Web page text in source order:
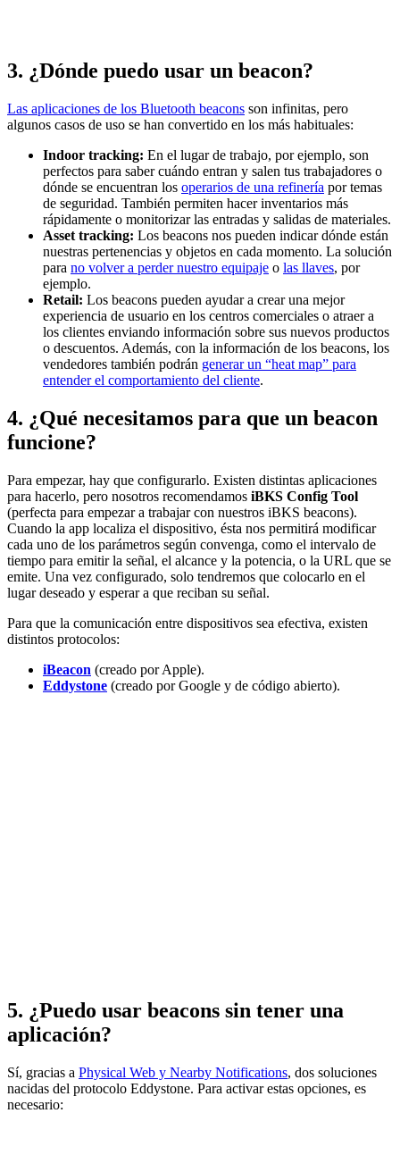
3. ¿Dónde puedo usar un beacon?
Las aplicaciones de los Bluetooth beacons son infinitas, pero
algunos casos de uso se han convertido en los más habituales:
Indoor tracking: En el lugar de trabajo, por ejemplo, son
perfectos para saber cuándo entran y salen tus trabajadores o
dónde se encuentran los operarios de una refinería por temas
de seguridad. También permiten hacer inventarios más
rápidamente o monitorizar las entradas y salidas de materiales.
Asset tracking: Los beacons nos pueden indicar dónde están
nuestras pertenencias y objetos en cada momento. La solución
para no volver a perder nuestro equipaje o las llaves, por
ejemplo.
Retail: Los beacons pueden ayudar a crear una mejor
experiencia de usuario en los centros comerciales o atraer a
los clientes enviando información sobre sus nuevos productos
o descuentos. Además, con la información de los beacons, los
vendedores también podrán generar un “heat map” para
entender el comportamiento del cliente.
4. ¿Qué necesitamos para que un beacon
funcione?
Para empezar, hay que configurarlo. Existen distintas aplicaciones
para hacerlo, pero nosotros recomendamos iBKS Config Tool
(perfecta para empezar a trabajar con nuestros iBKS beacons).
Cuando la app localiza el dispositivo, ésta nos permitirá modificar
cada uno de los parámetros según convenga, como el intervalo de
tiempo para emitir la señal, el alcance y la potencia, o la URL que se
emite. Una vez configurado, solo tendremos que colocarlo en el
lugar deseado y esperar a que reciban su señal.
Para que la comunicación entre dispositivos sea efectiva, existen
distintos protocolos:
iBeacon (creado por Apple).
Eddystone (creado por Google y de código abierto).
5. ¿Puedo usar beacons sin tener una
aplicación?
Sí, gracias a Physical Web y Nearby Notifications, dos soluciones
nacidas del protocolo Eddystone. Para activar estas opciones, es
necesario: